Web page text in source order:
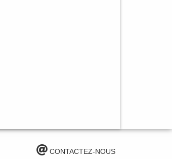
CONTACTEZ-NOUS